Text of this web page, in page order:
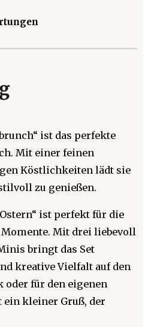
ist das perfekte
Mit einer feinen
Köstlichkeiten lädt sie
zu genießen.
ist perfekt für die
Mit drei liebevoll
bringt das Set
kreative Vielfalt auf den
oder für den eigenen
ein kleiner Gruß, der